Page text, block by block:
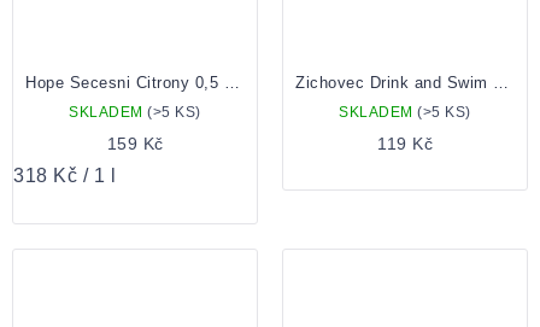
SKLADEM(>5 KS)
159 Kč
Měrná
318 Kč / 1 l
SKLADEM(>5 KS)
119 Kč